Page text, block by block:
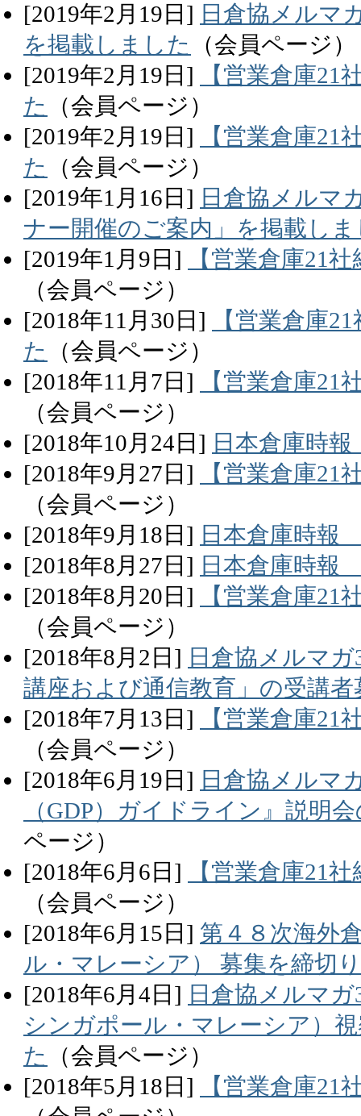
[2019年2 月 19 日] 日倉協メルマ
を掲載しました
（会員ページ）
[2019年2 月 19 日]
【営業倉庫21
た
（会員ページ）
[2019年2 月 19 日]
【営業倉庫21
た
（会員ページ）
[2019年1 月 16 日] 日倉協メルマ
ナー開催のご案内」を掲載し
[2019年1 月 9 日]
【営業倉庫21
（会員ページ）
[2018年11 月 30 日]
【営業倉庫
た
（会員ページ）
[2018年11 月 7 日]
【営業倉庫21
（会員ページ）
[2018年10月 24 日] 日本倉庫時
[2018年9月 27 日]
【営業倉庫21
（会員ページ）
[2018年9月 18 日] 日本倉庫時報
[2018年8月 27 日] 日本倉庫時報
[2018年8月 20 日]
【営業倉庫21
（会員ページ）
[2018年8月 2 日] 日倉協メルマ
講座および通信教育」の受講
[2018年7月 13 日]
【営業倉庫21
（会員ページ）
[2018年6月 19 日] 日倉協メルマ
（GDP）ガイドライン』説明
ページ）
[2018年6月 6 日]
【営業倉庫21
（会員ページ）
[2018年6月 15 日] 第４８次海外
ル・マレーシア） 募集を締切
[2018年6月 4 日] 日倉協メルマ
シンガポール・マレーシア）
た
（会員ページ）
[2018年5月 18 日]
【営業倉庫21